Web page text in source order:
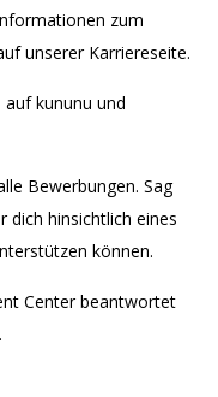
zum
unserer Karriereseite.
kununu und
Bewerbungen. Sag
dich hinsichtlich eines
können.
Center beantwortet